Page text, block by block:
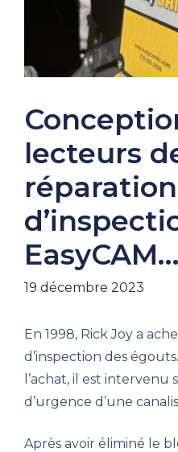
lecteurs
EasyCAM…
19 décembre 2023
En 1998, Rick Joy a
d’inspection des
l’achat, il est
d’urgence d’une
Après avoir éliminé le